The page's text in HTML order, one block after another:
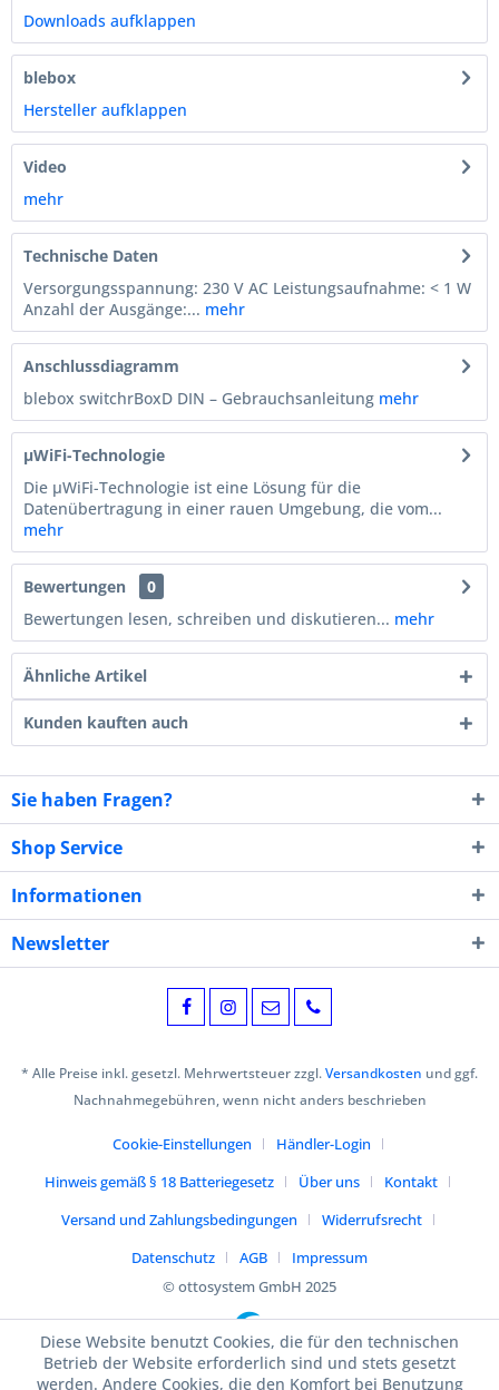
Downloads aufklappen
blebox
Hersteller aufklappen
Video
mehr
Technische Daten
Versorgungsspannung: 230 V AC Leistungsaufnahme: < 1 W
Anzahl der Ausgänge:... mehr
Anschlussdiagramm
blebox switchrBoxD DIN – Gebrauchsanleitung mehr
µWiFi-Technologie
Die µWiFi-Technologie ist eine Lösung für die
Datenübertragung in einer rauen Umgebung, die vom...
mehr
Bewertungen
0
Bewertungen lesen, schreiben und diskutieren... mehr
Ähnliche Artikel
Kunden kauften auch
Sie haben Fragen?
Shop Service
Informationen
Newsletter
* Alle Preise inkl. gesetzl. Mehrwertsteuer zzgl.Versandkosten und ggf.
Nachnahmegebühren, wenn nicht anders beschrieben
Cookie-Einstellungen
Händler-Login
Hinweis gemäß § 18 Batteriegesetz
Über uns
Kontakt
Versand und Zahlungsbedingungen
Widerrufsrecht
Datenschutz
AGB
Impressum
© ottosystem GmbH 2025
Diese Website benutzt Cookies, die für den technischen
Betrieb der Website erforderlich sind und stets gesetzt
werden. Andere Cookies, die den Komfort bei Benutzung